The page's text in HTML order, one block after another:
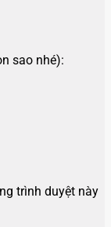
sao nhé):
trình duyệt này